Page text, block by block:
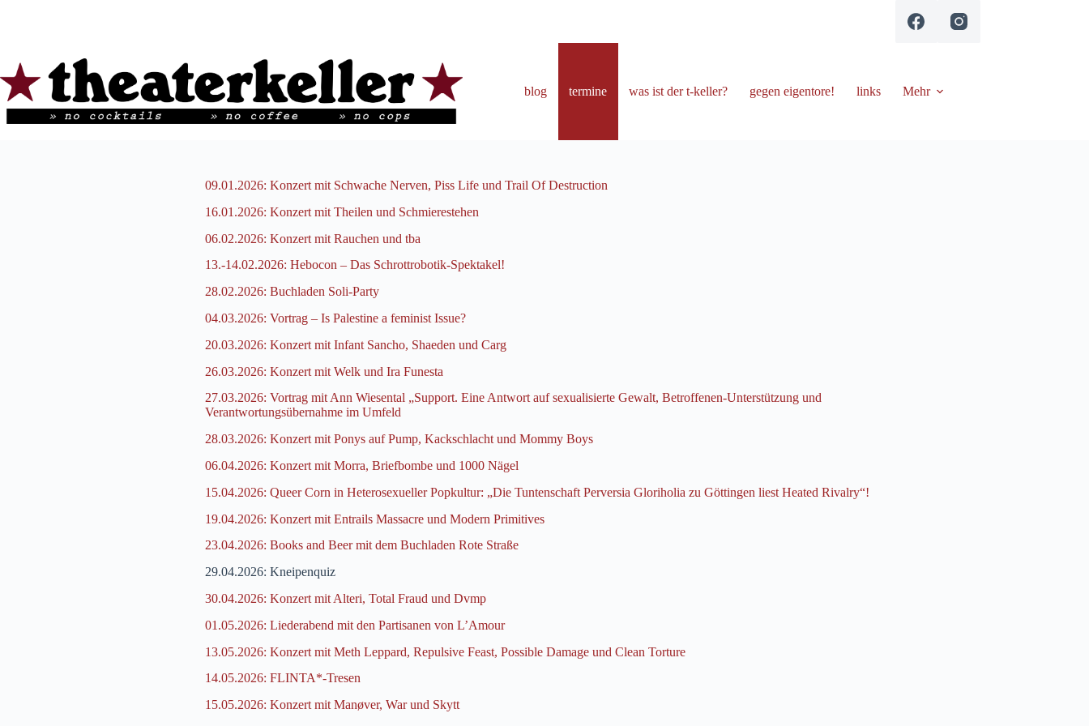
blog termine was ist der t-keller? gegen eigentore! links Mehr
09.01.2026: Konzert mit Schwache Nerven, Piss Life und Trail Of Destruction
16.01.2026: Konzert mit Theilen und Schmierestehen
06.02.2026: Konzert mit Rauchen und tba
13.-14.02.2026: Hebocon – Das Schrottrobotik-Spektakel!
28.02.2026: Buchladen Soli-Party
04.03.2026: Vortrag – Is Palestine a feminist Issue?
20.03.2026: Konzert mit Infant Sancho, Shaeden und Carg
26.03.2026: Konzert mit Welk und Ira Funesta
27.03.2026: Vortrag mit Ann Wiesental „Support. Eine Antwort auf sexualisierte Gewalt, Betroffenen-Unterstützung und
Verantwortungsübernahme im Umfeld
28.03.2026: Konzert mit Ponys auf Pump, Kackschlacht und Mommy Boys
06.04.2026: Konzert mit Morra, Briefbombe und 1000 Nägel
15.04.2026: Queer Corn in Heterosexueller Popkultur: „Die Tuntenschaft Perversia Gloriholia zu Göttingen liest Heated Rivalry“!
19.04.2026: Konzert mit Entrails Massacre und Modern Primitives
23.04.2026: Books and Beer mit dem Buchladen Rote Straße
29.04.2026: Kneipenquiz
30.04.2026: Konzert mit Alteri, Total Fraud und Dvmp
01.05.2026: Liederabend mit den Partisanen von L’Amour
13.05.2026: Konzert mit Meth Leppard, Repulsive Feast, Possible Damage und Clean Torture
14.05.2026: FLINTA*-Tresen
15.05.2026: Konzert mit Manøver, War und Skytt